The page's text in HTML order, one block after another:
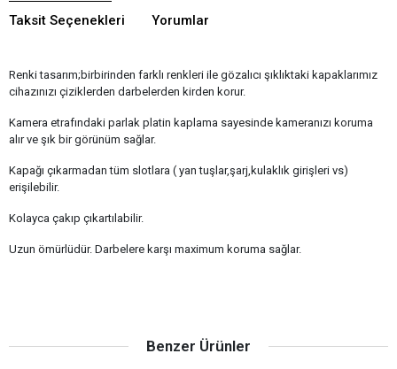
Taksit Seçenekleri Yorumlar
Renki tasarım;birbirinden farklı renkleri ile gözalıcı şıklıktaki kapaklarımız
cihazınızı çiziklerden darbelerden kirden korur.
Kamera etrafındaki parlak platin kaplama sayesinde kameranızı koruma
alır ve şık bir görünüm sağlar.
Kapağı çıkarmadan tüm slotlara ( yan tuşlar,şarj,kulaklık girişleri vs)
erişilebilir.
Kolayca çakıp çıkartılabilir.
Uzun ömürlüdür. Darbelere karşı maximum koruma sağlar.
Benzer Ürünler